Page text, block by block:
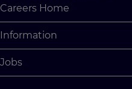
Careers Home
Why Join Accor
Student Opportunities
Information
Cookie Settings
Jobs